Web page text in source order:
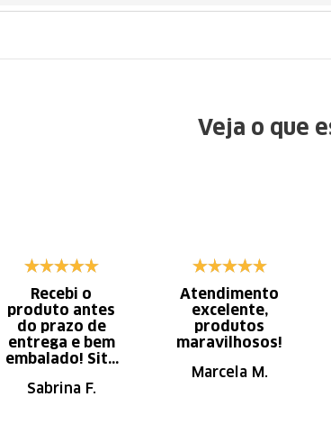
Veja o que
Recebi o
produto antes
do prazo de
entrega e bem
embalado! Site
navegação.
Sabrina F.
Atendimento
excelente,
produtos
maravilhosos!
Marcela M.